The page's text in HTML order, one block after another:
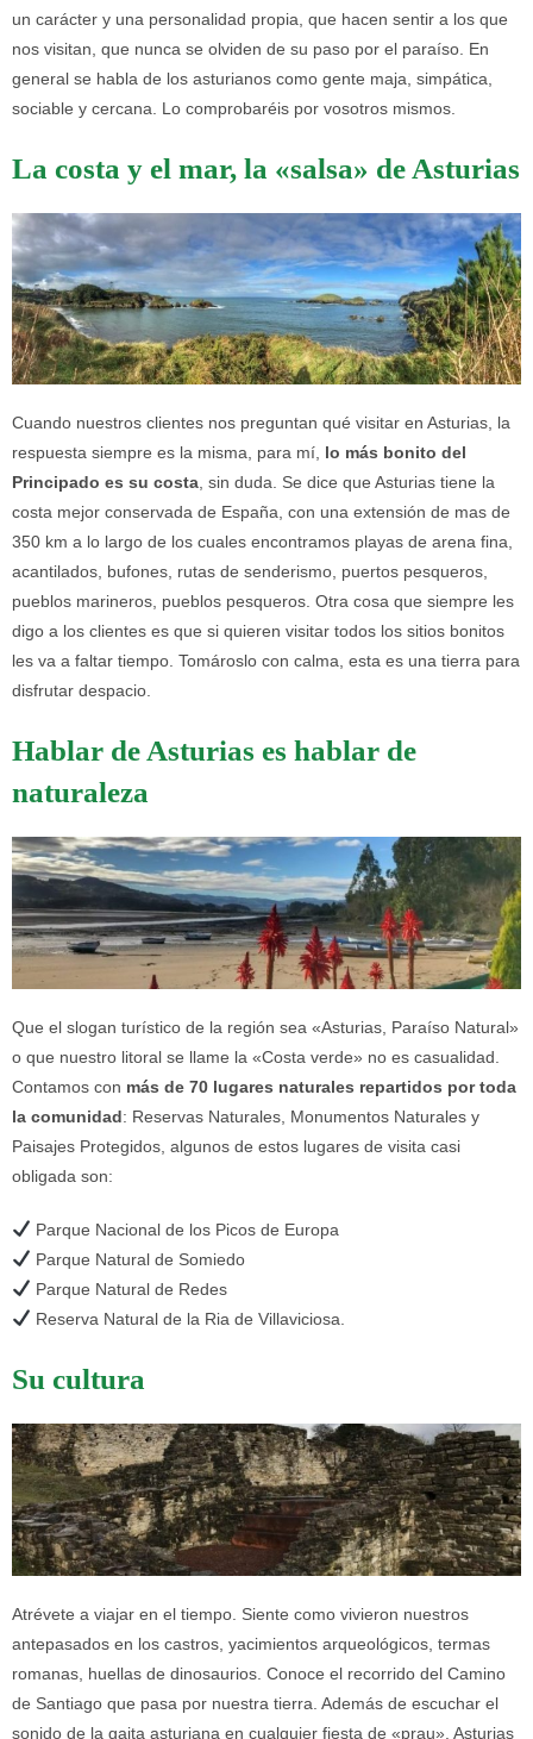
un carácter y una personalidad propia, que hacen sentir a los que
nos visitan, que nunca se olviden de su paso por el paraíso. En
general se habla de los asturianos como gente maja, simpática,
sociable y cercana. Lo comprobaréis por vosotros mismos.
La costa y el mar, la «salsa» de Asturias
Cuando nuestros clientes nos preguntan qué visitar en Asturias, la
respuesta siempre es la misma, para mí, lo más bonito del
Principado es su costa , sin duda. Se dice que Asturias tiene la
costa mejor conservada de España, con una extensión de mas de
350 km a lo largo de los cuales encontramos playas de arena fina,
acantilados, bufones, rutas de senderismo, puertos pesqueros,
pueblos marineros, pueblos pesqueros. Otra cosa que siempre les
digo a los clientes es que si quieren visitar todos los sitios bonitos
les va a faltar tiempo. Tomároslo con calma, esta es una tierra para
disfrutar despacio.
Hablar de Asturias es hablar de
naturaleza
Que el slogan turístico de la región sea «Asturias, Paraíso Natural»
o que nuestro litoral se llame la «Costa verde» no es casualidad.
Contamos con más de 70 lugares naturales repartidos por toda
la comunidad: Reservas Naturales, Monumentos Naturales y
Paisajes Protegidos, algunos de estos lugares de visita casi
obligada son:
Parque Nacional de los Picos de Europa
Parque Natural de Somiedo
Parque Natural de Redes
Reserva Natural de la Ria de Villaviciosa.
Su cultura
Atrévete a viajar en el tiempo. Siente como vivieron nuestros
antepasados en los castros, yacimientos arqueológicos, termas
romanas, huellas de dinosaurios. Conoce el recorrido del Camino
de Santiago que pasa por nuestra tierra. Además de escuchar el
sonido de la gaita asturiana en cualquier fiesta de «prau». Asturias